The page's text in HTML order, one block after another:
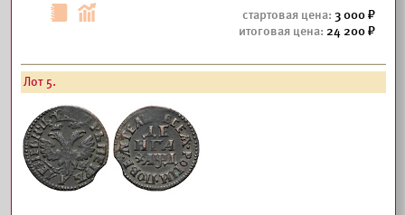
3 000
24 200
Лот 5.